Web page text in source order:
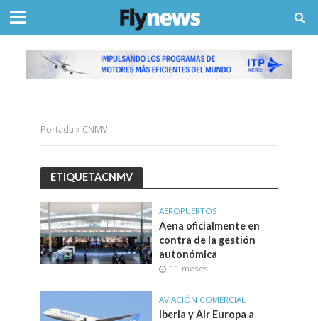
Portada » CNMV
ETIQUETACNMV
AEROPUERTOS
Aena oficialmente en
contra de la gestión
autonómica
11 meses
AVIACIÓN COMERCIAL
Iberia y Air Europa a